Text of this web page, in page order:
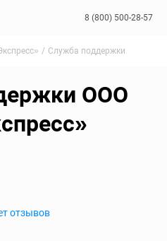
8 (800) 500-28-57
Служба поддержки
ООО
отзывов